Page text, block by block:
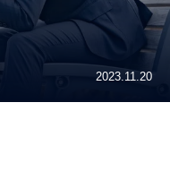
2023.11.20